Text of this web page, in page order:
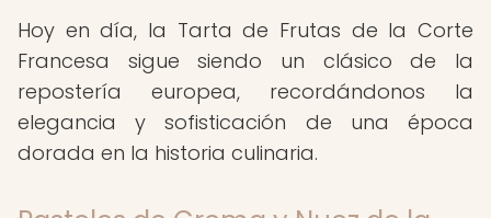
Hoy en día, la Tarta de Frutas de la Corte
Francesa sigue siendo un clásico de la
repostería europea, recordándonos la
elegancia y sofisticación de una época
dorada en la historia culinaria.